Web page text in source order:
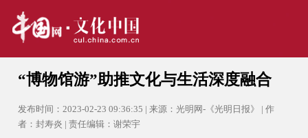
“博物馆游”助推文化与生活深度融合
发布时间：2023-02-23 09:36:35 | 来源：光明网-《光明日报》 | 作
者：封寿炎 | 责任编辑：谢荣宇